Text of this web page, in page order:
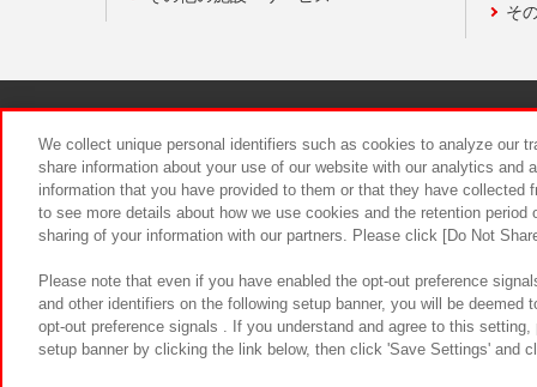
そ
食品のご
We collect unique personal identifiers such as cookies to analyze our
share information about your use of our website with our analytics and
information that you have provided to them or that they have
to see more details about how we use cookies and the retention
sharing of your information with our partners. Please click [Do Not
Please note that even if you have enabled the opt-out preference
and other identifiers on the following setup banner, you will be
opt-out preference signals . If you understand and agree to this
setup banner by clicking the link below, then click 'Save Settings' and